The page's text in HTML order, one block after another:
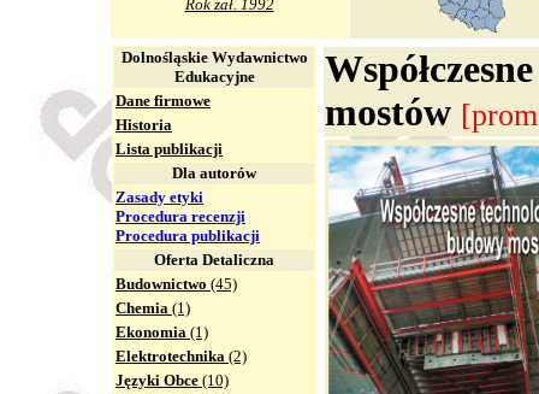
Rok zał. 1992
Dolnośląskie Wydawnictwo
Edukacyjne
Dane firmowe
Historia
Lista publikacji
Dla autorów
Zasady etyki
Procedura recenzji
Procedura publikacji
Oferta Detaliczna
Budownictwo (45)
Chemia (1)
Ekonomia (1)
Elektrotechnika (2)
Języki Obce (10)
mostów